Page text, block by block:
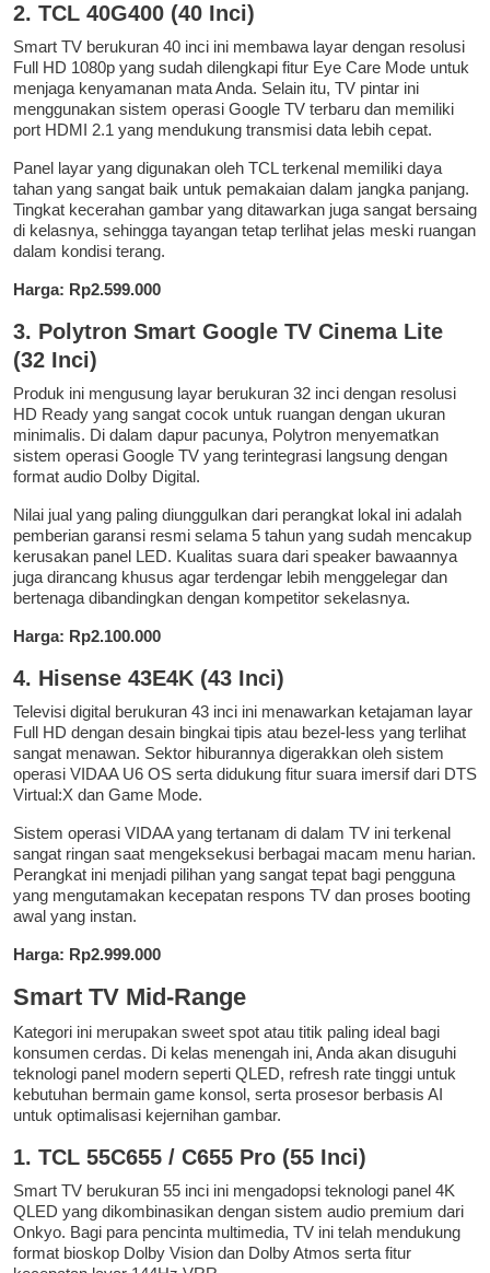
2. TCL 40G400 (40 Inci)
Smart TV berukuran 40 inci ini membawa layar dengan resolusi
Full HD 1080p yang sudah dilengkapi fitur Eye Care Mode untuk
menjaga kenyamanan mata Anda. Selain itu, TV pintar ini
menggunakan sistem operasi Google TV terbaru dan memiliki
port HDMI 2.1 yang mendukung transmisi data lebih cepat.
Panel layar yang digunakan oleh TCL terkenal memiliki daya
tahan yang sangat baik untuk pemakaian dalam jangka panjang.
Tingkat kecerahan gambar yang ditawarkan juga sangat bersaing
di kelasnya, sehingga tayangan tetap terlihat jelas meski ruangan
dalam kondisi terang.
Harga: Rp2.599.000
3. Polytron Smart Google TV Cinema Lite
(32 Inci)
Produk ini mengusung layar berukuran 32 inci dengan resolusi
HD Ready yang sangat cocok untuk ruangan dengan ukuran
minimalis. Di dalam dapur pacunya, Polytron menyematkan
sistem operasi Google TV yang terintegrasi langsung dengan
format audio Dolby Digital.
Nilai jual yang paling diunggulkan dari perangkat lokal ini adalah
pemberian garansi resmi selama 5 tahun yang sudah mencakup
kerusakan panel LED. Kualitas suara dari speaker bawaannya
juga dirancang khusus agar terdengar lebih menggelegar dan
bertenaga dibandingkan dengan kompetitor sekelasnya.
Harga: Rp2.100.000
4. Hisense 43E4K (43 Inci)
Televisi digital berukuran 43 inci ini menawarkan ketajaman layar
Full HD dengan desain bingkai tipis atau bezel-less yang terlihat
sangat menawan. Sektor hiburannya digerakkan oleh sistem
operasi VIDAA U6 OS serta didukung fitur suara imersif dari DTS
Virtual:X dan Game Mode.
Sistem operasi VIDAA yang tertanam di dalam TV ini terkenal
sangat ringan saat mengeksekusi berbagai macam menu harian.
Perangkat ini menjadi pilihan yang sangat tepat bagi pengguna
yang mengutamakan kecepatan respons TV dan proses booting
awal yang instan.
Harga: Rp2.999.000
Smart TV Mid-Range
Kategori ini merupakan sweet spot atau titik paling ideal bagi
konsumen cerdas. Di kelas menengah ini, Anda akan disuguhi
teknologi panel modern seperti QLED, refresh rate tinggi untuk
kebutuhan bermain game konsol, serta prosesor berbasis AI
untuk optimalisasi kejernihan gambar.
1. TCL 55C655 / C655 Pro (55 Inci)
Smart TV berukuran 55 inci ini mengadopsi teknologi panel 4K
QLED yang dikombinasikan dengan sistem audio premium dari
Onkyo. Bagi para pencinta multimedia, TV ini telah mendukung
format bioskop Dolby Vision dan Dolby Atmos serta fitur